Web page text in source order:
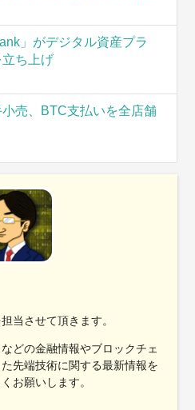
」がデジタル資産プラ
ち上げ
売、BTC支払いを全店舗
当させて頂きます。
どの金融情報やブロックチェ
先端技術に関する最新情報を
お願いします。